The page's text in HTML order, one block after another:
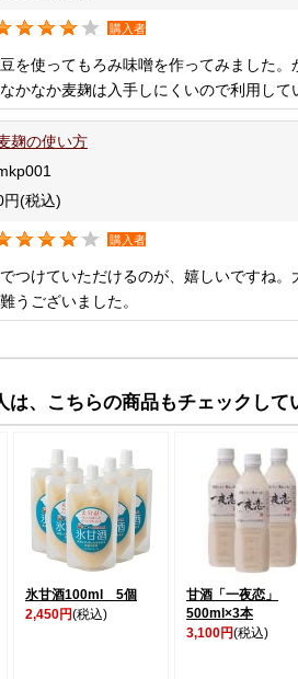
購入者
を使ってもろみ味噌を作ってみました
かなか麦麹は入手しにくいので利用し
麹の使い方
円(税込)
購入者
つけていただけるのが、嬉しいですね
うございました。
は、こちらの商品もチェックして
氷甘酒100ml 5個
2,450円(税込)
甘酒「一夜恋」
500ml×3本
3,100円(税込)